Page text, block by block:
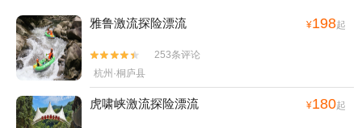
雅鲁激流探险漂流 ¥198起


253条评论
杭州·桐庐县
虎啸峡激流探险漂流 ¥180起